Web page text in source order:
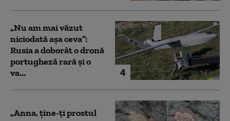
4
„Nu am mai văzut
niciodată așa ceva”:
Rusia a doborât o dronă
portugheză rară și o
va...
„Anna, ţine-ţi prostul